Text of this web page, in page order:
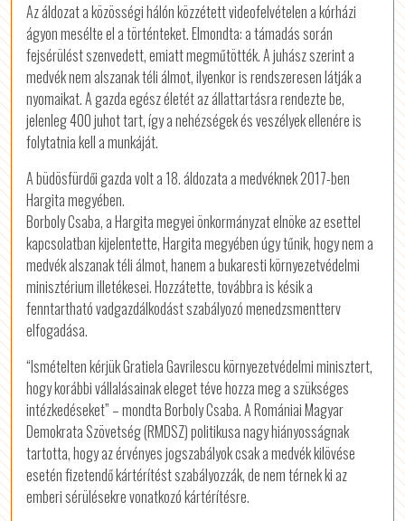
Az áldozat a közösségi hálón közzétett videofelvételen a kórházi
ágyon mesélte el a történteket. Elmondta: a támadás során
fejsérülést szenvedett, emiatt megműtötték. A juhász szerint a
medvék nem alszanak téli álmot, ilyenkor is rendszeresen látják a
nyomaikat. A gazda egész életét az állattartásra rendezte be,
jelenleg 400 juhot tart, így a nehézségek és veszélyek ellenére is
folytatnia kell a munkáját.
A büdösfürdői gazda volt a 18. áldozata a medvéknek 2017-ben
Hargita megyében.
Borboly Csaba, a Hargita megyei önkormányzat elnöke az esettel
kapcsolatban kijelentette, Hargita megyében úgy tűnik, hogy nem a
medvék alszanak téli álmot, hanem a bukaresti környezetvédelmi
minisztérium illetékesei. Hozzátette, továbbra is késik a
fenntartható vadgazdálkodást szabályozó menedzsmentterv
elfogadása.
“Ismételten kérjük Gratiela Gavrilescu környezetvédelmi minisztert,
hogy korábbi vállalásainak eleget téve hozza meg a szükséges
intézkedéseket” – mondta Borboly Csaba. A Romániai Magyar
Demokrata Szövetség (RMDSZ) politikusa nagy hiányosságnak
tartotta, hogy az érvényes jogszabályok csak a medvék kilövése
esetén fizetendő kártérítést szabályozzák, de nem térnek ki az
emberi sérülésekre vonatkozó kártérítésre.